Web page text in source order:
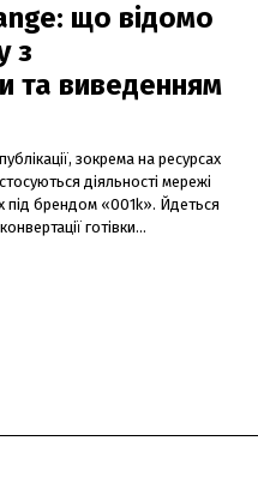
що відомо
з
та виведенням
зокрема на ресурсах
діяльності мережі
під брендом «001k». Йдеться
готівки...